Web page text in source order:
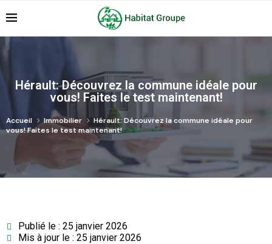
Hérault: Découvrez la commune idéale pour
vous! Faites le test maintenant!
Accueil Immobilier
Hérault: Découvrez la commune idéale pour
vous! Faites le test maintenant!
Publié le : 25 janvier 2026
Mis à jour le : 25 janvier 2026